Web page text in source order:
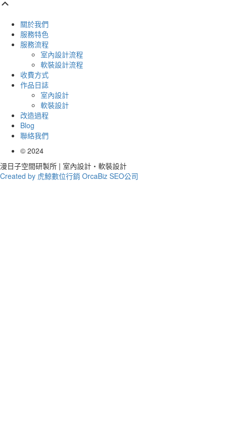
關於我們
服務特色
服務流程
室內設計流程
軟裝設計流程
收費方式
作品日誌
室內設計
軟裝設計
改造過程
Blog
聯絡我們
© 2024
漫日子空間研製所 | 室內設計‧軟裝設計
Created by 虎鯨數位行銷 OrcaBiz SEO公司